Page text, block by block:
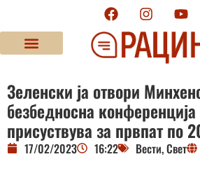
Зеленски ја отвори
безбедносна
присуствува за првпат по
17/02/2023 16:22 Вести,Свет